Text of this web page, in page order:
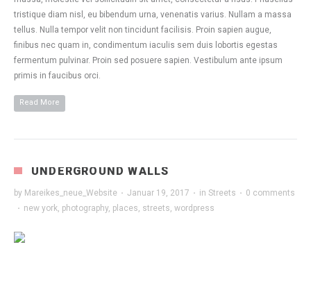
tristique diam nisl, eu bibendum urna, venenatis varius. Nullam a massa
tellus. Nulla tempor velit non tincidunt facilisis. Proin sapien augue,
finibus nec quam in, condimentum iaculis sem duis lobortis egestas
fermentum pulvinar. Proin sed posuere sapien. Vestibulum ante ipsum
primis in faucibus orci.
Read More
UNDERGROUND WALLS
by Mareikes_neue_Website · Januar 19, 2017 · in Streets · 0 comments
· new york photography, places streets wordpress